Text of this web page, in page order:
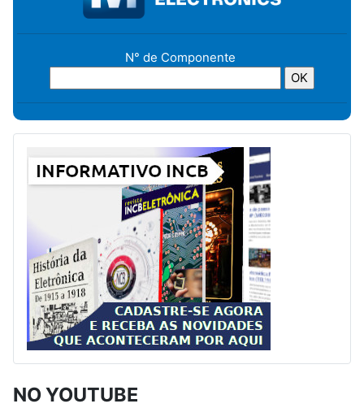
N° de Componente
NO YOUTUBE